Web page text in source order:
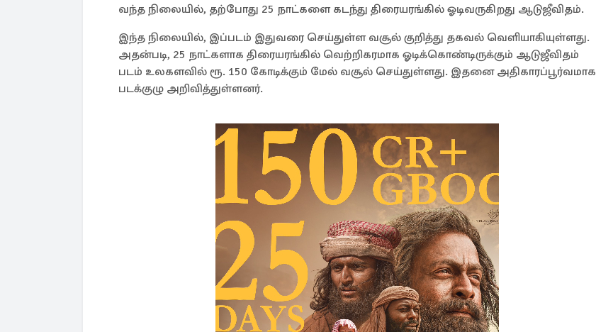
வந்த நிலையில், தற்போது 25 நாட்களை கடந்து திரையரங்கில் ஓடிவருகிறது ஆடுஜீவிதம்.
இந்த நிலையில், இப்படம் இதுவரை செய்துள்ள வசூல் குறித்து தகவல் வெளியாகியுள்ளது.
அதன்படி, 25 நாட்களாக திரையரங்கில் வெற்றிகரமாக ஓடிக்கொண்டிருக்கும் ஆடுஜீவிதம்
படம் உலகளவில் ரூ. 150 கோடிக்கும் மேல் வசூல் செய்துள்ளது. இதனை அதிகாரப்பூர்வமாக
படக்குழு அறிவித்துள்ளனர்.